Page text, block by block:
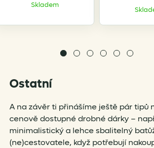
Skladem
Ostatní
A na závěr ti přinášíme ještě pár tipů
cenově dostupné drobné dárky –
minimalistický a lehce sbalitelný
(ne)cestovatele, když potřebují